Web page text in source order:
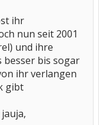
ihr
nun seit 2001
und ihre
besser bis sogar
ihr verlangen
gibt